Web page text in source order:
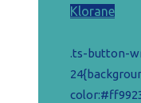
Klorane
.ts-button-